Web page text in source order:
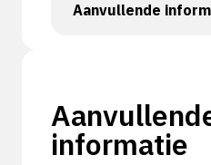
Aanvullende
informatie